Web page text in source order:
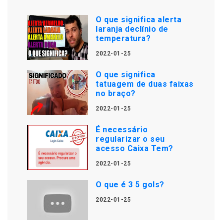
O que significa alerta
laranja declínio de
temperatura?
2022-01-25
O que significa
tatuagem de duas faixas
no braço?
2022-01-25
É necessário
regularizar o seu
acesso Caixa Tem?
2022-01-25
O que é 3 5 gols?
2022-01-25